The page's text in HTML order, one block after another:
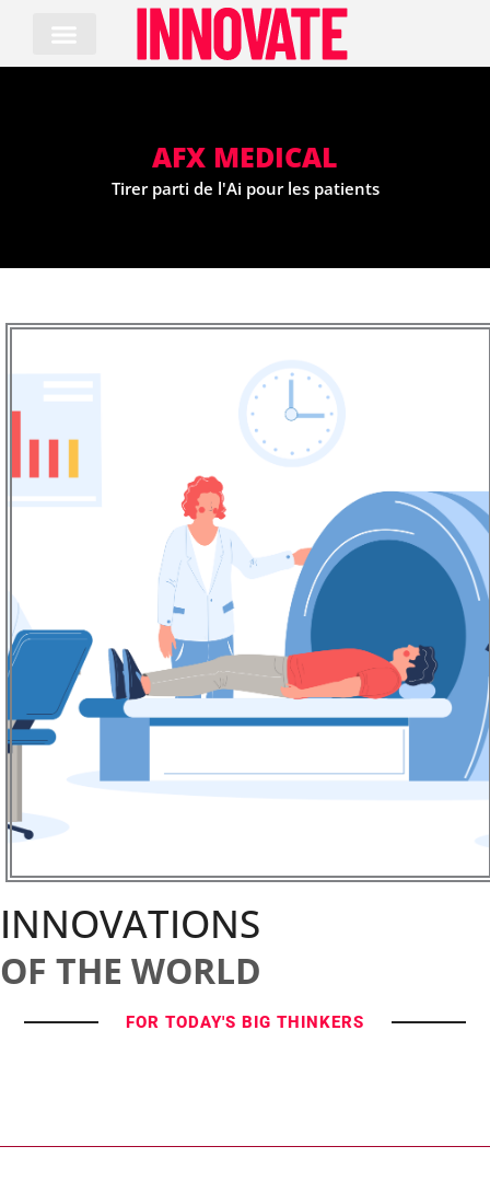
content
AFX MEDICAL
Tirer parti de l'Ai pour les patients
INNOVATIONS
OF THE WORLD
FOR TODAY'S BIG THINKERS